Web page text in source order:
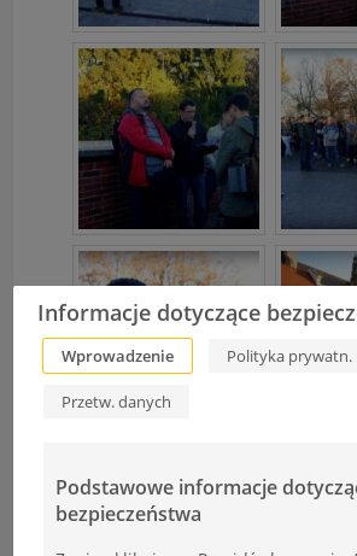
Informacje dotyczące
Wprowadzenie Polityka prywatn.
Przetw. danych
Podstawowe informacje
bezpieczeństwa